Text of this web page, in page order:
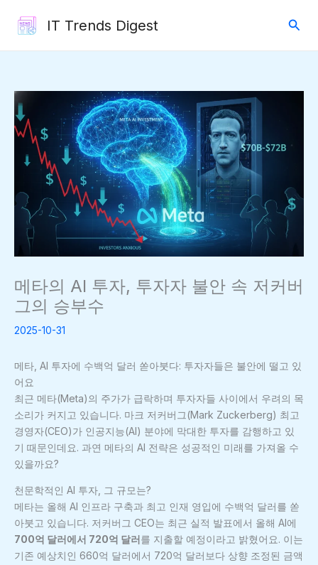
IT Trends Digest
검
메타의 AI 투자, 투자자 불안 속 저커버
그의 승부수
2025-10-31
메타, AI 투자에 수백억 달러 쏟아붓다: 투자자들은 불안에 떨고 있
어요
최근 메타(Meta)의 주가가 급락하며 투자자들 사이에서 우려의 목
소리가 커지고 있습니다. 마크 저커버그(Mark Zuckerberg) 최고
경영자(CEO)가 인공지능(AI) 분야에 막대한 투자를 감행하고 있
기 때문인데요. 과연 메타의 AI 전략은 성공적인 미래를 가져올 수
있을까요?
천문학적인 AI 투자, 그 규모는?
메타는 올해 AI 인프라 구축과 최고 인재 영입에 수백억 달러를 쏟
아붓고 있습니다. 저커버그 CEO는 최근 실적 발표에서 올해 AI에
700억 달러에서 720억 달러를 지출할 예정이라고 밝혔어요. 이는
기존 예상치인 660억 달러에서 720억 달러보다 상향 조정된 금액